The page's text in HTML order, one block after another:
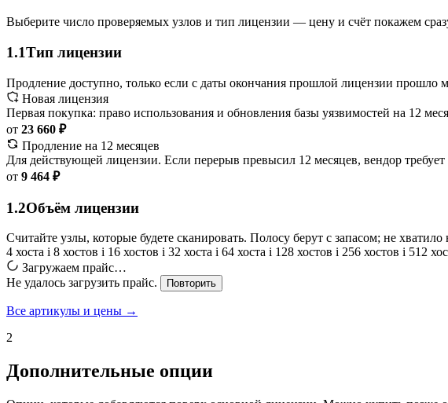
Выберите число проверяемых узлов и тип лицензии — цену и счёт покажем
1.1Тип лицензии
Продление доступно, только если с даты окончания прошлой лицензии прошло
Новая лицензия
Первая покупка: право использования и обновления базы уязвимостей на 12
от 23 660 ₽
Продление на 12 месяцев
Для действующей лицензии. Если перерыв превысил 12 месяцев, вендор
от 9 464 ₽
1.2Объём лицензии
Считайте узлы, которые будете сканировать. Полосу берут с запасом; не
4 хоста i 8 хостов i 16 хостов i 32 хоста i 64 хоста i 128 хостов i 256 хостов i 512
Загружаем прайс…
Не удалось загрузить прайс.
Повторить
Все артикулы и цены →
2
Дополнительные опции